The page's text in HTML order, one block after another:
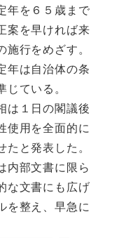
年を６５歳まで
案を早ければ来
行をめざす。
年は自治体の条
ている。
は１日の閣議後
使用を全面的に
と発表した。
内部文書に限ら
な文書にも広げ
を整え、早急に